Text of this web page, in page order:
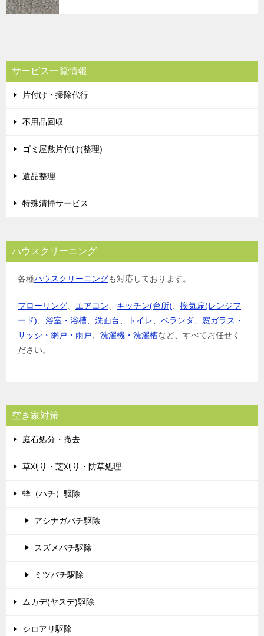
サービス一覧情報
片付け・掃除代行
不用品回収
ゴミ屋敷片付け(整理)
遺品整理
特殊清掃サービス
ハウスクリーニング
各種ハウスクリーニングも対応しております。
フローリング、 エアコン、 キッチン(台所)、 換気扇(レンジフ
ード)、 浴室・浴槽、 洗面台、 トイレ、 ベランダ、 窓ガラス・
サッシ・網戸・雨戸、 洗濯機・洗濯槽など、すべてお任せく
ださい。
空き家対策
庭石処分・撤去
草刈り・芝刈り・防草処理
蜂（ハチ）駆除
アシナガバチ駆除
スズメバチ駆除
ミツバチ駆除
ムカデ(ヤスデ)駆除
シロアリ駆除